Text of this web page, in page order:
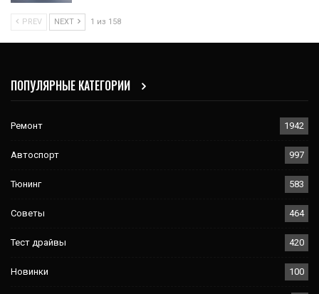
PREV NEXT 1 из 158
ПОПУЛЯРНЫЕ КАТЕГОРИИ
Ремонт 1942
Автоспорт 997
Тюнинг 583
Советы 464
Тест драйвы 420
Новинки 100